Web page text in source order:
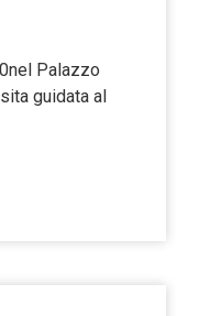
Palazzo
guidata al